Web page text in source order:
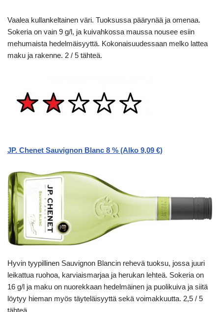
Vaalea kullankeltainen väri. Tuoksussa päärynää ja omenaa.
Sokeria on vain 9 g/l, ja kuivahkossa maussa nousee esiin
mehumaista hedelmäisyyttä. Kokonaisuudessaan melko lattea
maku ja rakenne. 2 / 5 tähteä.
JP. Chenet Sauvignon Blanc 8 % (Alko 9,09 €)
Hyvin tyypillinen Sauvignon Blancin rehevä tuoksu, jossa juuri
leikattua ruohoa, karviaismarjaa ja herukan lehteä. Sokeria on
16 g/l ja maku on nuorekkaan hedelmäinen ja puolikuiva ja siitä
löytyy hieman myös täyteläisyyttä sekä voimakkuutta. 2,5 / 5
tähteä.